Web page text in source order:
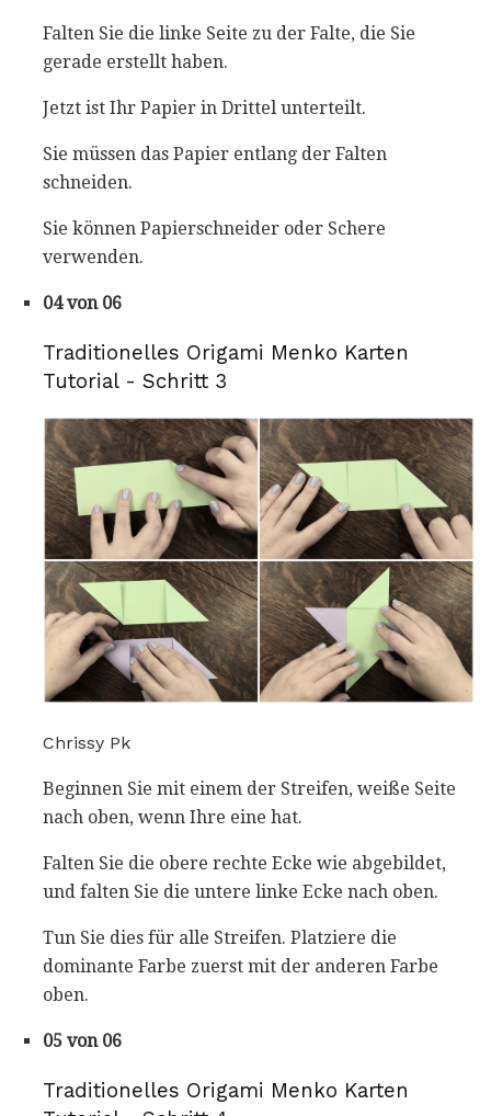
Falten Sie die linke Seite zu der Falte, die Sie
gerade erstellt haben.
Jetzt ist Ihr Papier in Drittel unterteilt.
Sie müssen das Papier entlang der Falten
schneiden.
Sie können Papierschneider oder Schere
verwenden.
04 von 06
Traditionelles Origami Menko Karten
Tutorial - Schritt 3
Chrissy Pk
Beginnen Sie mit einem der Streifen, weiße Seite
nach oben, wenn Ihre eine hat.
Falten Sie die obere rechte Ecke wie abgebildet,
und falten Sie die untere linke Ecke nach oben.
Tun Sie dies für alle Streifen. Platziere die
dominante Farbe zuerst mit der anderen Farbe
oben.
05 von 06
Traditionelles Origami Menko Karten